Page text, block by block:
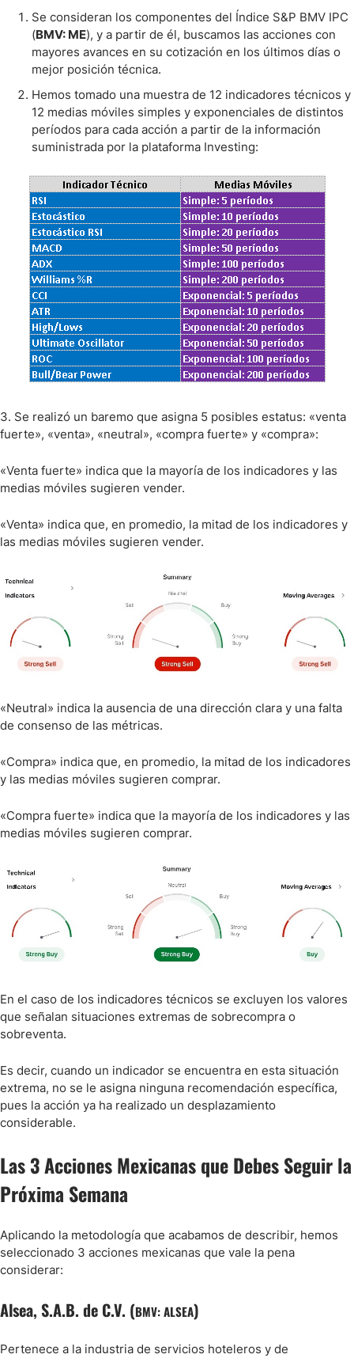
Se consideran los componentes del Índice S&P BMV IPC
(BMV: ME), y a partir de él, buscamos las acciones con
mayores avances en su cotización en los últimos días o
mejor posición técnica.
Hemos tomado una muestra de 12 indicadores técnicos y
12 medias móviles simples y exponenciales de distintos
períodos para cada acción a partir de la información
suministrada por la plataforma Investing:
3. Se realizó un baremo que asigna 5 posibles estatus: «venta
fuerte», «venta», «neutral», «compra fuerte» y «compra»:
«Venta fuerte» indica que la mayoría de los indicadores y las
medias móviles sugieren vender.
«Venta» indica que, en promedio, la mitad de los indicadores y
las medias móviles sugieren vender.
«Neutral» indica la ausencia de una dirección clara y una falta
de consenso de las métricas.
«Compra» indica que, en promedio, la mitad de los indicadores
y las medias móviles sugieren comprar.
«Compra fuerte» indica que la mayoría de los indicadores y las
medias móviles sugieren comprar.
En el caso de los indicadores técnicos se excluyen los valores
que señalan situaciones extremas de sobrecompra o
sobreventa.
Es decir, cuando un indicador se encuentra en esta situación
extrema, no se le asigna ninguna recomendación específica,
pues la acción ya ha realizado un desplazamiento
considerable.
Las 3 Acciones Mexicanas que Debes Seguir la
Próxima Semana
Aplicando la metodología que acabamos de describir, hemos
seleccionado 3 acciones mexicanas que vale la pena
considerar:
Alsea, S.A.B. de C.V. (BMV: ALSEA)
Pertenece a la industria de servicios hoteleros y de